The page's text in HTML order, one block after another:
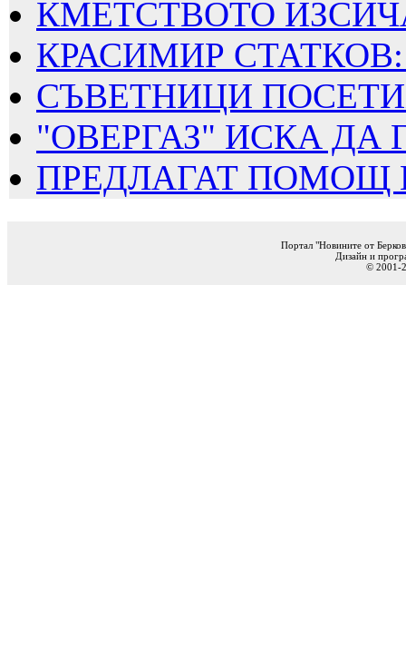
КМЕТСТВОТО
КРАСИМИР
СЪВЕТНИЦИ
"ОВЕРГАЗ" ИСКА ДА
ПРЕДЛАГАТ ПОМОЩ
Портал "Новините от
Дизайн и
© 2001-